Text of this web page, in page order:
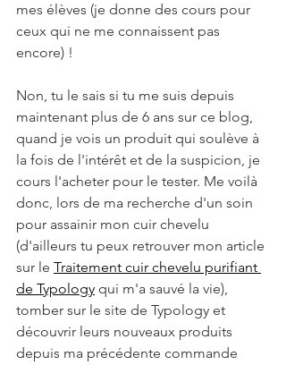
mes élèves (je donne des cours pour
ceux qui ne me connaissent pas
encore) !
Non, tu le sais si tu me suis depuis
maintenant plus de 6 ans sur ce blog,
quand je vois un produit qui soulève à
la fois de l'intérêt et de la suspicion, je
cours l'acheter pour le tester. Me voilà
donc, lors de ma recherche d'un soin
pour assainir mon cuir chevelu
(d'ailleurs tu peux retrouver mon article
sur le Traitement cuir chevelu purifiant
de Typology qui m'a sauvé la vie),
tomber sur le site de Typology et
découvrir leurs nouveaux produits
depuis ma précédente commande